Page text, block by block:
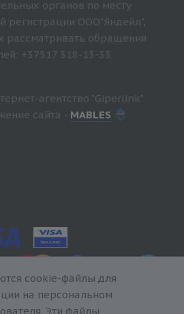
органов по месту
регистрации ООО"Яндейл",
рассматривать обращения
+37517 318-13-33.
агентство "Giperlink"
сайта - MABLES
cookie-файлы для
на персональном
Эти файлы